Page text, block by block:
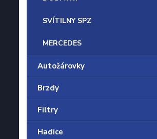
SVÍTILNY SPZ
MERCEDES
Autožárovky
Brzdy
Filtry
Hadice